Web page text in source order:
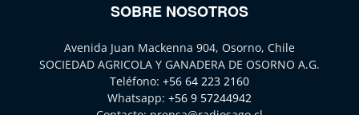
SOBRE NOSOTROS
Avenida Juan Mackenna 904, Osorno, Chile
SOCIEDAD AGRICOLA Y GANADERA DE OSORNO A.G.
Teléfono: +56 64 223 2160
Whatsapp: +56 9 57244942